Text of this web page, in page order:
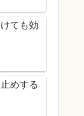
ても効
めする